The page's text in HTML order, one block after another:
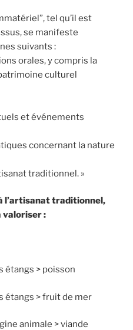
tel qu’il est
se manifeste
suivants :
orales, y compris la
culturel
et événements
concernant la nature
traditionnel. »
l’artisanat traditionnel,
valoriser :
étangs > poisson
étangs > fruit de mer
animale > viande